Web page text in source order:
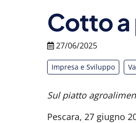
Cotto a
27/06/2025
Impresa e Sviluppo
Sul piatto
Pescara, 27 giugno